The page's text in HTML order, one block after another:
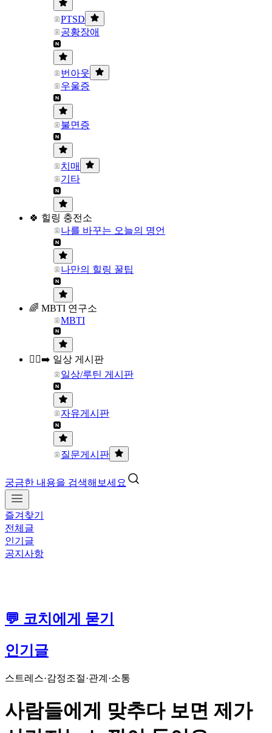
PTSD
공황장애
번아웃
우울증
불면증
치매
기타
🍀 힐링 충전소
나를 바꾸는 오늘의 명언
나만의 힐링 꿀팁
🌈 MBTI 연구소
MBTI
🏃‍♀️‍➡️ 일상 게시판
일상/루틴 게시판
자유게시판
질문게시판
궁금한 내용을 검색해보세요
즐겨찾기
전체글
인기글
공지사항
💬 코치에게 묻기
인기글
스트레스·감정조절·관계·소통
사람들에게 맞추다 보면 제가